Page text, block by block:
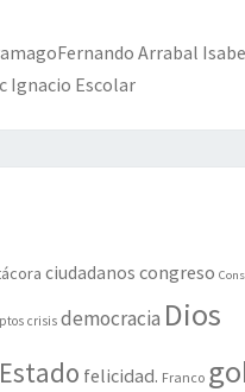
Fernando Arrabal
Ignacio Escolar
ciudadanos congreso
crisis democracia Dios
Estado felicidad. Franco